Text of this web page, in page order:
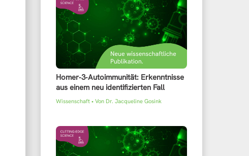
Homer‑3‑Autoimmunität: Erkenntnisse
aus einem neu identifizierten Fall
Wissenschaft • Von Dr. Jacqueline Gosink